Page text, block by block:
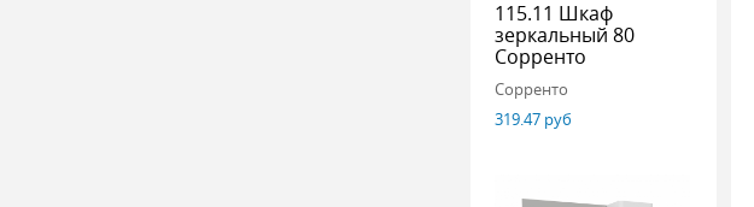
115.11 Шкаф
зеркальный 80
Сорренто
Сорренто
319.47 руб